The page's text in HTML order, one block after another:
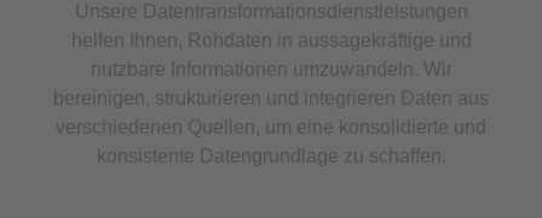
Unsere Datentransformationsdienstleistungen
helfen Ihnen, Rohdaten in aussagekräftige und
nutzbare Informationen umzuwandeln. Wir
bereinigen, strukturieren und integrieren Daten aus
verschiedenen Quellen, um eine konsolidierte und
konsistente Datengrundlage zu schaffen.